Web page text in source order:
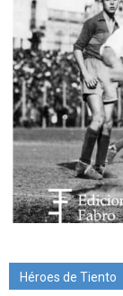
Héroes de Tiento